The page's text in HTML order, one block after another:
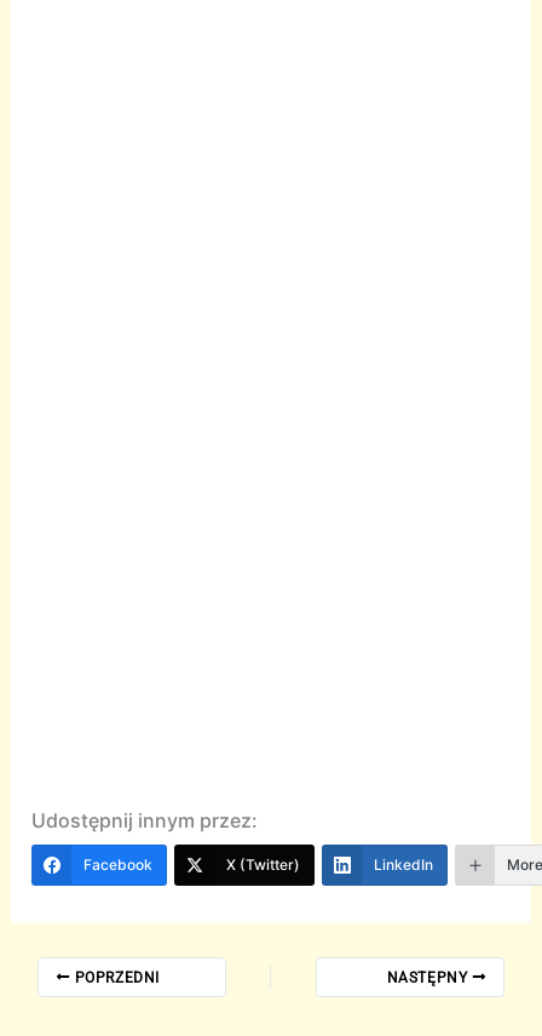
Udostępnij innym przez:
Facebook X (Twitter) LinkedIn
POPRZEDNI NASTĘPNY